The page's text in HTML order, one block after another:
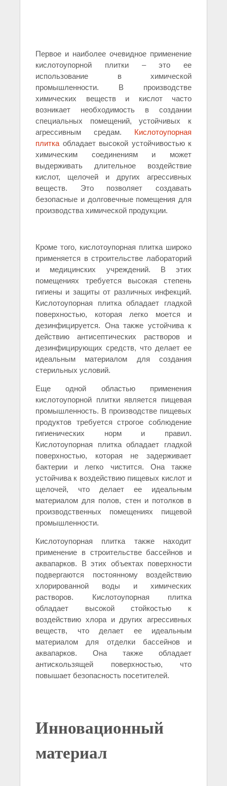
Первое и наиболее очевидное применение
кислотоупорной плитки – это ее
использование в химической
промышленности. В производстве
химических веществ и кислот часто
возникает необходимость в создании
специальных помещений, устойчивых к
агрессивным средам. Кислотоупорная
плитка обладает высокой устойчивостью к
химическим соединениям и может
выдерживать длительное воздействие
кислот, щелочей и других агрессивных
веществ. Это позволяет создавать
безопасные и долговечные помещения для
производства химической продукции.
Кроме того, кислотоупорная плитка широко
применяется в строительстве лабораторий
и медицинских учреждений. В этих
помещениях требуется высокая степень
гигиены и защиты от различных инфекций.
Кислотоупорная плитка обладает гладкой
поверхностью, которая легко моется и
дезинфицируется. Она также устойчива к
действию антисептических растворов и
дезинфицирующих средств, что делает ее
идеальным материалом для создания
стерильных условий.
Еще одной областью применения
кислотоупорной плитки является пищевая
промышленность. В производстве пищевых
продуктов требуется строгое соблюдение
гигиенических норм и правил.
Кислотоупорная плитка обладает гладкой
поверхностью, которая не задерживает
бактерии и легко чистится. Она также
устойчива к воздействию пищевых кислот и
щелочей, что делает ее идеальным
материалом для полов, стен и потолков в
производственных помещениях пищевой
промышленности.
Кислотоупорная плитка также находит
применение в строительстве бассейнов и
аквапарков. В этих объектах поверхности
подвергаются постоянному воздействию
хлорированной воды и химических
растворов. Кислотоупорная плитка
обладает высокой стойкостью к
воздействию хлора и других агрессивных
веществ, что делает ее идеальным
материалом для отделки бассейнов и
аквапарков. Она также обладает
антискользящей поверхностью, что
повышает безопасность посетителей.
Инновационный
материал